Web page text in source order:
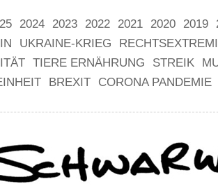
2024 2023 2022 2021 2020 2019
UKRAINE-KRIEG
TIERE ERNÄHRUNG STREIK
BREXIT
CORONA PANDEMIE